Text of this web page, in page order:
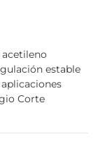
estable
Corte